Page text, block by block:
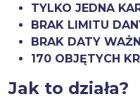
TYLKO JEDNA
BRAK LIMITU
BRAK DATY
170 OBJĘTYCH
Jak to działa?